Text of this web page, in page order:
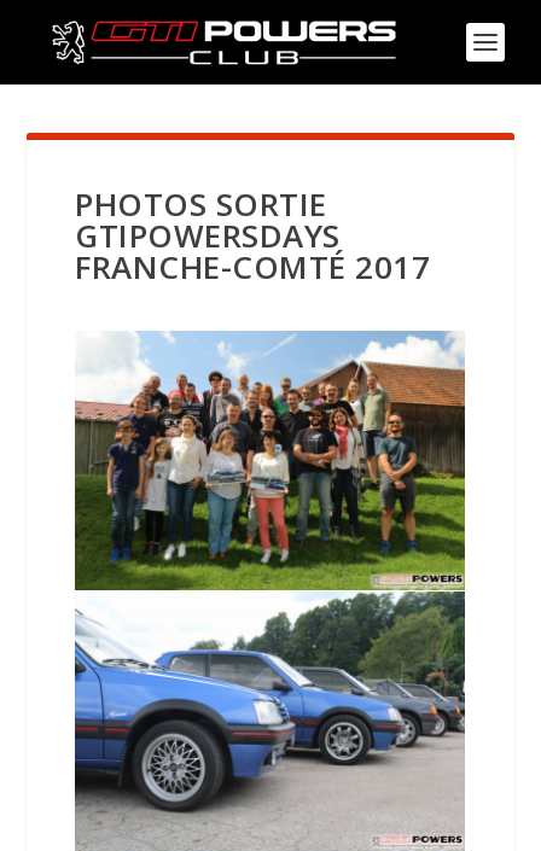
PHOTOS SORTIE
GTIPOWERSDAYS
FRANCHE-COMTÉ 2017